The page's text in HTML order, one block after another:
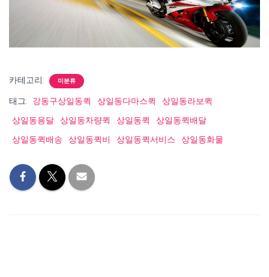
카테고리: 미분류
태그: 강동구상일동퀵 상일동다마스퀵
상일동라보퀵
상일동용달
상일동차량퀵 상일동퀵
상일동퀵배달
상일동퀵배송
상일동퀵비 상일동퀵서비스 상일동화물